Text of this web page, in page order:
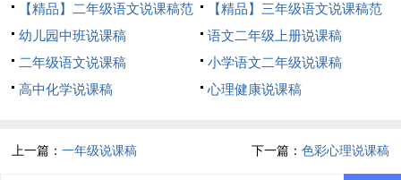
识》说课稿
文集锦八篇
【精品】二年级语文说课稿范
文锦集9篇
【精品】三年级语文说课稿范
文锦集七篇
幼儿园中班说课稿
语文二年级上册说课稿
二年级语文说课稿
小学语文二年级说课稿
高中化学说课稿
心理健康说课稿
上一篇：一年级说课稿 下一篇： 色彩心理说课稿